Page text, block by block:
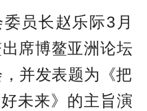
员长赵乐际3月
席博鳌亚洲论坛
并发表题为《把
未来》的主旨演